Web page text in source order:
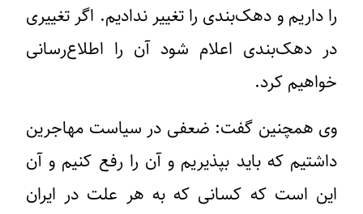
را داریم و دهک‌بندی را تغییر ندادیم. اگر تغییری
در دهک‌بندی اعلام شود آن را اطلاع‌رسانی
خواهیم کرد.
وی همچنین گفت: ضعفی در سیاست مهاجرین
داشتیم که باید بپذیریم و آن را رفع کنیم و آن
این است که کسانی که به هر علت در ایران